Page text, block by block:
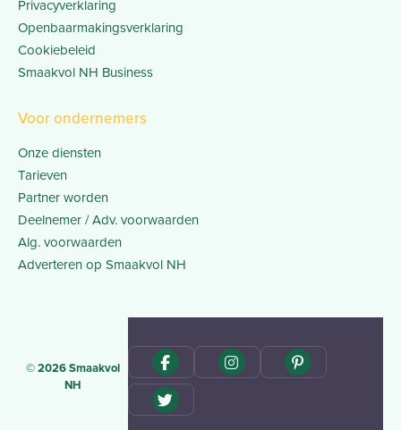
Privacyverklaring
Openbaarmakingsverklaring
Cookiebeleid
Smaakvol NH Business
Voor ondernemers
Onze diensten
Tarieven
Partner worden
Deelnemer / Adv. voorwaarden
Alg. voorwaarden
Adverteren op Smaakvol NH
© 2026 Smaakvol
NH